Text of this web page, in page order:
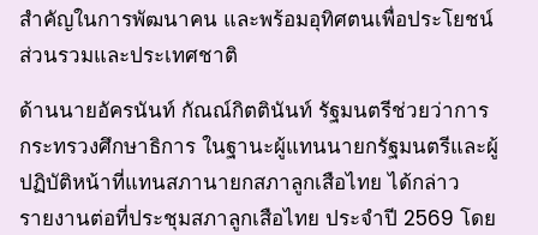
สำคัญในการพัฒนาคน และพร้อมอุทิศตนเพื่อประโยชน์
ส่วนรวมและประเทศชาติ
ด้านนายอัครนันท์ กัณณ์กิตตินันท์ รัฐมนตรีช่วยว่าการ
กระทรวงศึกษาธิการ ในฐานะผู้แทนนายกรัฐมนตรีและผู้
ปฏิบัติหน้าที่แทนสภานายกสภาลูกเสือไทย ได้กล่าว
รายงานต่อที่ประชุมสภาลูกเสือไทย ประจำปี 2569 โดย